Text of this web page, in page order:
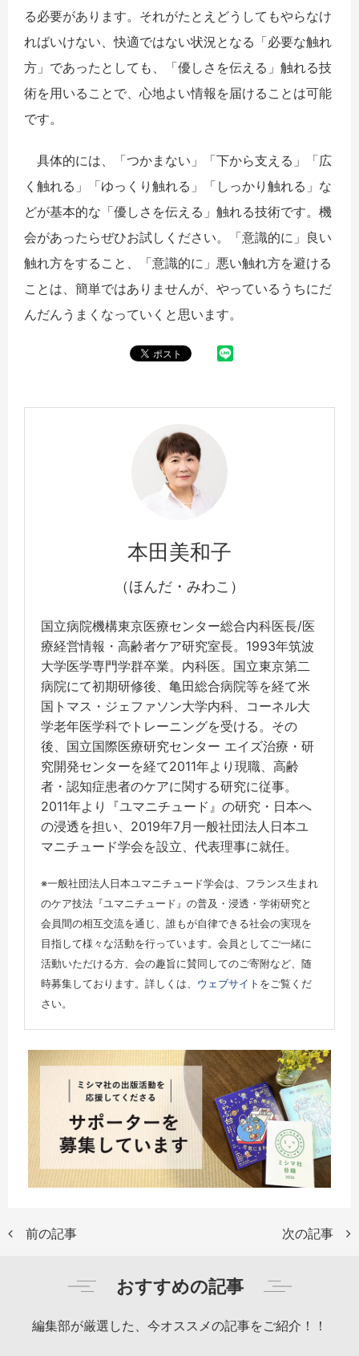
る必要があります。それがたとえどうしてもやらなけ
ればいけない、快適ではない状況となる「必要な触れ
方」であったとしても、「優しさを伝える」触れる技
術を用いることで、心地よい情報を届けることは可能
です。
具体的には、「つかまない」「下から支える」「広
く触れる」「ゆっくり触れる」「しっかり触れる」な
どが基本的な「優しさを伝える」触れる技術です。機
会があったらぜひお試しください。「意識的に」良い
触れ方をすること、「意識的に」悪い触れ方を避ける
ことは、簡単ではありませんが、やっているうちにだ
んだんうまくなっていくと思います。
本田美和子
（ほんだ・みわこ）
国立病院機構東京医療センター総合内科医長/医
療経営情報・高齢者ケア研究室長。1993年筑波
大学医学専門学群卒業。内科医。国立東京第二
病院にて初期研修後、亀田総合病院等を経て米
国トマス・ジェファソン大学内科、コーネル大
学老年医学科でトレーニングを受ける。その
後、国立国際医療研究センター エイズ治療・研
究開発センターを経て2011年より現職、高齢
者・認知症患者のケアに関する研究に従事。
2011年より『ユマニチュード』の研究・日本へ
の浸透を担い、2019年7月一般社団法人日本ユ
マニチュード学会を設立、代表理事に就任。
※一般社団法人日本ユマニチュード学会は、フランス生まれ
のケア技法『ユマニチュード』の普及・浸透・学術研究と
会員間の相互交流を通じ、誰もが自律できる社会の実現を
目指して様々な活動を行っています。会員としてご一緒に
活動いただける方、会の趣旨に賛同してのご寄附など、随
時募集しております。詳しくは、 ウェブサイト をご覧くだ
さい。
前の記事 次の記事
おすすめの記事
編集部が厳選した、今オススメの記事をご紹介！！